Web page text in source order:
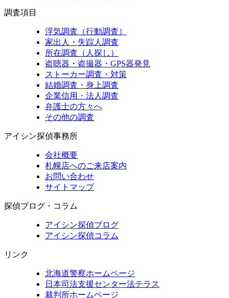
調査項目
浮気調査（行動調査）
家出人・失踪人調査
所在調査（人探し）
盗聴器・盗撮器・GPS器発見
ストーカー調査・対策
結婚調査・身上調査
企業信用・法人調査
弁護士の方々へ
その他の調査
アイシン探偵事務所
会社概要
札幌店へのご来店案内
お問い合わせ
サイトマップ
探偵ブログ・コラム
アイシン探偵ブログ
アイシン探偵コラム
リンク
北海道警察ホームページ
日本司法支援センター法テラス
裁判所ホームページ